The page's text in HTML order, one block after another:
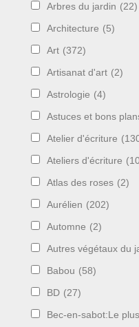
Arbres du jardin (22)
Architecture (5)
Art (372)
Artisanat d'art (2)
Astrologie (4)
Astuces et bons
Atelier d'écriture
Ateliers d'écriture
Atlas des roses (2)
Aurélien (202)
Automne (2)
Autres végétaux du
Babou (58)
BD (27)
Bec-en-sabot:Le